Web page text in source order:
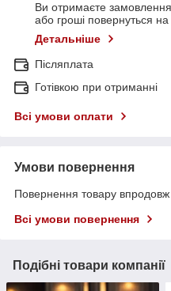
Ви отримаєте замовлення
або гроші повернуться
Детальніше
Післяплата
Готівкою при отриманні
Всі умови оплати
Умови повернення
Повернення товару впродовж
Всі умови повернення
Подібні товари компанії